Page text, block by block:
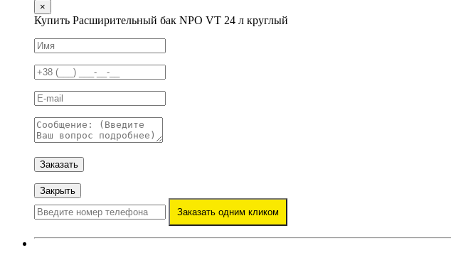
×
Купить Расширительный бак NPO VT 24 л круглый
Заказать
Закрыть
Заказать одним кликом